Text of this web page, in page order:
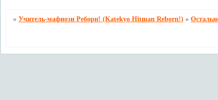
»Учитель-мафиози Реборн! (Katekyo Hitman Reborn!) »